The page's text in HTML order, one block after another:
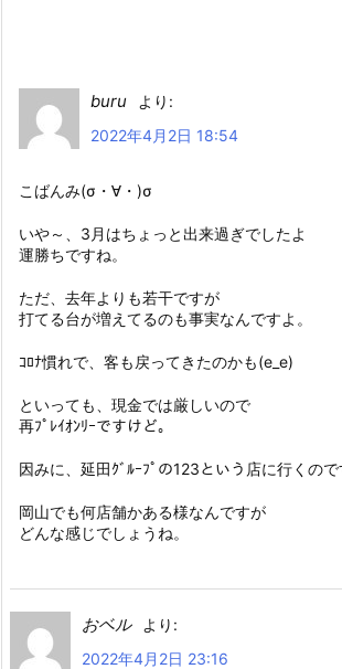
buru
より:
2022年4月2日 18:54
こばんみ(σ・∀・)σ
いや～、3月はちょっと出来過ぎでしたよ
運勝ちですね。
ただ、去年よりも若干ですが
打てる台が増えてるのも事実なんですよ。
ｺﾛﾅ慣れで、客も戻ってきたのかも(e_e)
といっても、現金では厳しいので
再ﾌﾟﾚｲｵﾝﾘｰですけど。
因みに、延田ｸﾞﾙｰﾌﾟの123という店に行くの
岡山でも何店舗かある様なんですが
どんな感じでしょうね。
おベル
より:
2022年4月2日 23:16